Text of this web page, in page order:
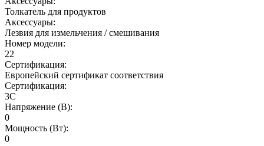
Толкатель для продуктов
Аксессуары:
Лезвия для измельчения / смешивания
Номер модели:
22
Сертификация:
Европейский сертификат соответствия
Сертификация:
3C
Напряжение (В):
0
Мощность (Вт):
0